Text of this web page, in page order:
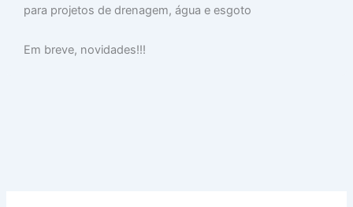
para projetos de drenagem, água e esgoto
Em breve, novidades!!!